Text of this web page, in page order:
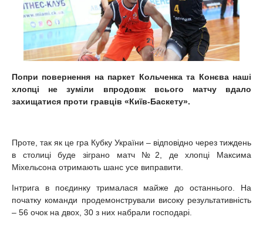
Попри повернення на паркет Кольченка та Конєва наші
хлопці не зуміли впродовж всього матчу вдало
захищатися проти гравців «Київ-Баскету».
Проте, так як це гра Кубку України – відповідно через тиждень
в столиці буде зіграно матч №2, де хлопці Максима
Міхельсона отримають шанс усе виправити.
Інтрига в поєдинку трималася майже до останнього. На
початку команди продемонстрували високу результативність
– 56 очок на двох, 30 з них набрали господарі.